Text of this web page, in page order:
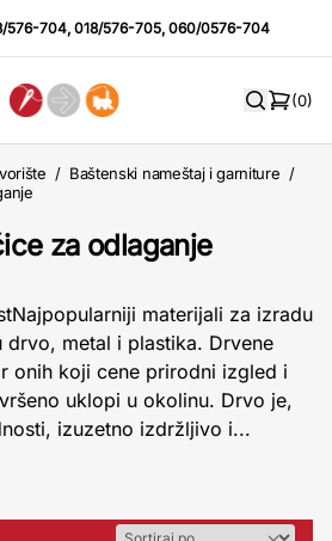
576-704,018/576-705,060/0576-704
(0)
/ Baštenski nameštaj i garniture /
za odlaganje
materijali za izradu
drvo, metal i plastika. Drvene
onih koji cene prirodni izgled i
uklopi u okolinu. Drvo je,
izuzetno izdržljivo i...